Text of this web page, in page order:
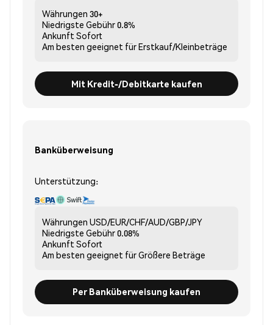
Währungen 30+
Niedrigste Gebühr0.8%
Ankunft Sofort
Am besten geeignet fürErstkauf/Kleinbeträge
Mit Kredit-/Debitkarte kaufen
Banküberweisung
Unterstützung:
Währungen USD/EUR/CHF/AUD/GBP/JPY
Niedrigste Gebühr0.08%
Ankunft Sofort
Am besten geeignet fürGrößere Beträge
Per Banküberweisung kaufen